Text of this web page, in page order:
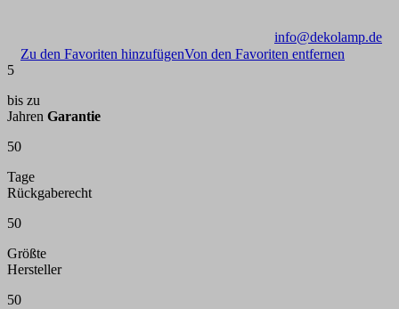
info@dekolamp.de
Zu den Favoriten hinzufügenVon den Favoriten entfernen
5
bis zu
Jahren Garantie
50
Tage
Rückgaberecht
50
Größte
Hersteller
50